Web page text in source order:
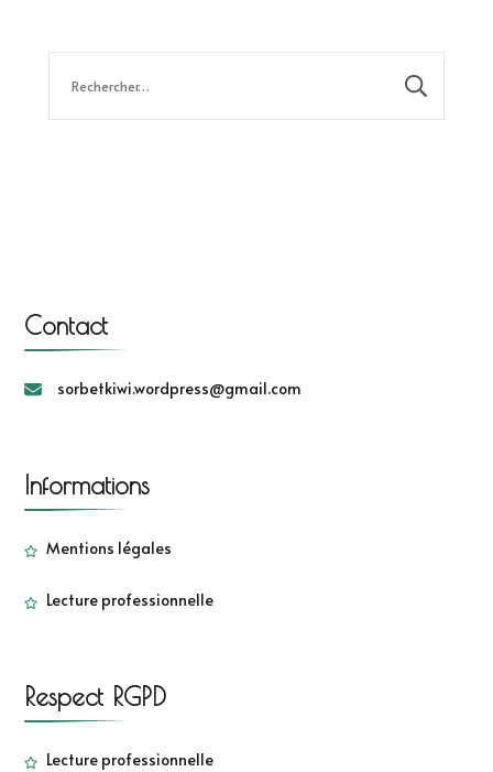
Contact
sorbetkiwi.wordpress@gmail.com
Informations
Mentions légales
Lecture professionnelle
Respect RGPD
Lecture professionnelle